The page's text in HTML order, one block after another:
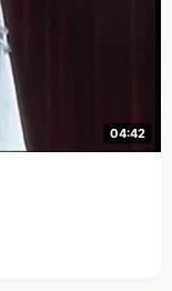
04:42